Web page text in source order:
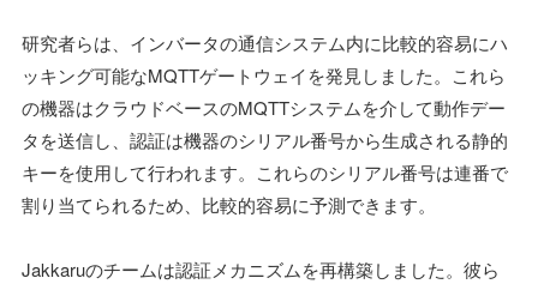
研究者らは、インバータの通信システム内に比較的容易にハ
ッキング可能なMQTTゲートウェイを発見しました。これら
の機器はクラウドベースのMQTTシステムを介して動作デー
タを送信し、認証は機器のシリアル番号から生成される静的
キーを使用して行われます。これらのシリアル番号は連番で
割り当てられるため、比較的容易に予測できます。
Jakkaruのチームは認証メカニズムを再構築しました。彼ら